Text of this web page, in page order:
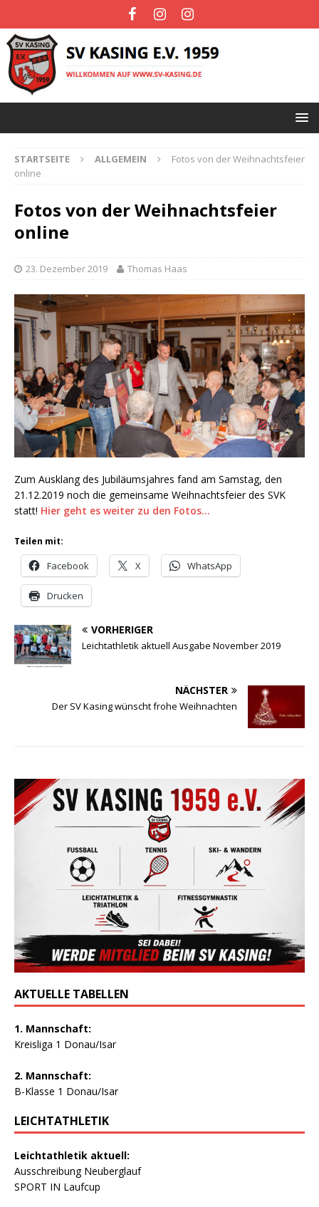
STARTSEITE ALLGEMEIN
Fotos von der Weihnachtsfeier
online
Fotos von der Weihnachtsfeier
online
23. Dezember 2019 Thomas Haas
Zum Ausklang des Jubiläumsjahres fand am Samstag, den
21.12.2019 noch die gemeinsame Weihnachtsfeier des SVK
statt! Hier geht es weiter zu den Fotos…
Teilen mit:
Facebook X WhatsApp
Drucken
VORHERIGER
Leichtathletik aktuell Ausgabe November 2019
NÄCHSTER
Der SV Kasing wünscht frohe Weihnachten
AKTUELLE TABELLEN
1. Mannschaft:
Kreisliga 1 Donau/Isar
2. Mannschaft:
B-Klasse 1 Donau/Isar
LEICHTATHLETIK
Leichtathletik aktuell:
Ausschreibung Neuberglauf
SPORT IN Laufcup